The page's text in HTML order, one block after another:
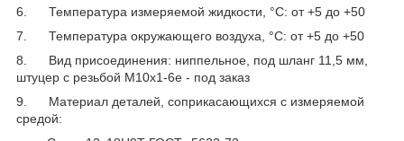
6. Температура измеряемой жидкости, °С: от +5 до +50
7. Температура окружающего воздуха, °С: от +5 до +50
8. Вид присоединения: ниппельное, под шланг 11,5 мм,
штуцер с резьбой M10x1-6e - под заказ
9. Материал деталей, соприкасающихся с измеряемой
средой: